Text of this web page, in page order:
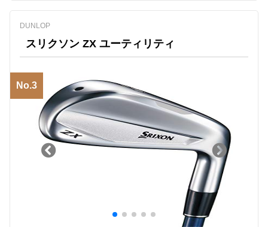
DUNLOP
スリクソン ZX ユーティリティ
No.3